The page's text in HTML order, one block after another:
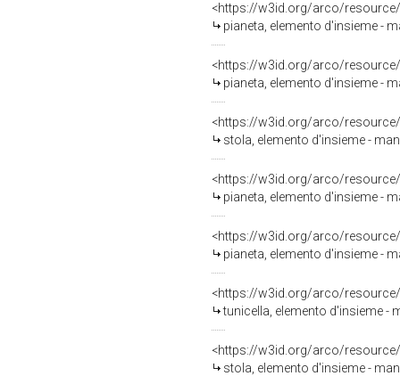
<https://w3id.org/arco/
pianeta, elemento d'insieme -
<https://w3id.org/arco/
pianeta, elemento d'insieme -
<https://w3id.org/arco/
stola, elemento d'insieme -
<https://w3id.org/arco/
pianeta, elemento d'insieme -
<https://w3id.org/arco/
pianeta, elemento d'insieme -
<https://w3id.org/arco/
tunicella, elemento d'insieme -
<https://w3id.org/arco/
stola, elemento d'insieme -